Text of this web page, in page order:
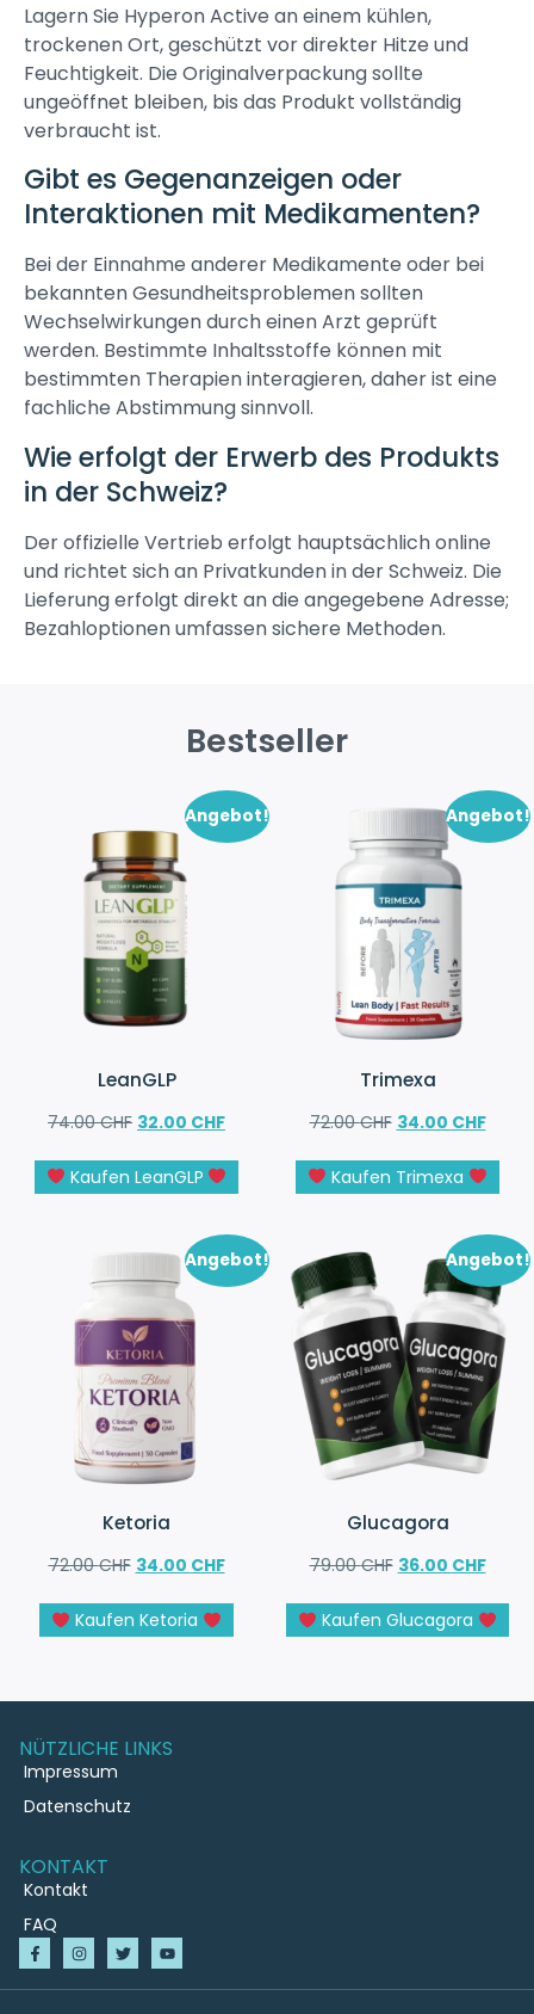
Lagern Sie Hyperon Active an einem kühlen,
trockenen Ort, geschützt vor direkter Hitze und
Feuchtigkeit. Die Originalverpackung sollte
ungeöffnet bleiben, bis das Produkt vollständig
verbraucht ist.
Gibt es Gegenanzeigen oder
Interaktionen mit Medikamenten?
Bei der Einnahme anderer Medikamente oder bei
bekannten Gesundheitsproblemen sollten
Wechselwirkungen durch einen Arzt geprüft
werden. Bestimmte Inhaltsstoffe können mit
bestimmten Therapien interagieren, daher ist eine
fachliche Abstimmung sinnvoll.
Wie erfolgt der Erwerb des Produkts
in der Schweiz?
Der offizielle Vertrieb erfolgt hauptsächlich online
und richtet sich an Privatkunden in der Schweiz. Die
Lieferung erfolgt direkt an die angegebene Adresse;
Bezahloptionen umfassen sichere Methoden.
Bestseller
Angebot!
LeanGLP
74.00CHF 32.00 CHF
Kaufen LeanGLP
Angebot!
Trimexa
72.00CHF 34.00 CHF
Kaufen Trimexa
Angebot!
Ketoria
72.00CHF 34.00 CHF
Kaufen Ketoria
Angebot!
Glucagora
79.00CHF 36.00 CHF
Kaufen Glucagora
NÜTZLICHE LINKS
Impressum
Datenschutz
KONTAKT
Kontakt
FAQ